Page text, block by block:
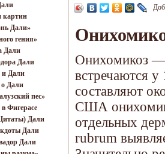
картин
Дали»
гения»
Дали
Дали
и Дали
Дали
пес»
Фигерасе
Дали
Дали
Дали
Онихомикоз —
встречаются
составляют
США
отдельных
rubrum